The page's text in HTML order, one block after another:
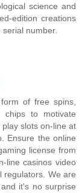
science and
edition creations
number.
of free spins,
chips to motivate
slots on-line at
Ensure the online
license from
line casinos video
regulators. We are
it's no surprise